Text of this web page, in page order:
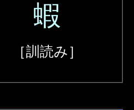
蝦
［訓読み］